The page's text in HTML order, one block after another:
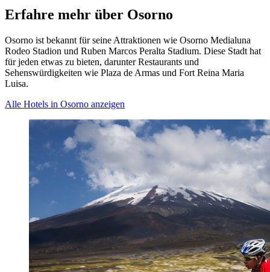
Erfahre mehr über Osorno
Osorno ist bekannt für seine Attraktionen wie Osorno Medialuna
Rodeo Stadion und Ruben Marcos Peralta Stadium. Diese Stadt hat
für jeden etwas zu bieten, darunter Restaurants und
Sehenswürdigkeiten wie Plaza de Armas und Fort Reina Maria
Luisa.
Alle Hotels in Osorno anzeigen